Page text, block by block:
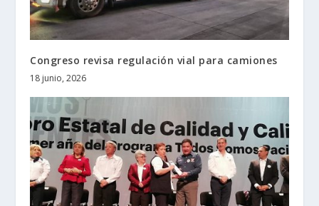
Congreso revisa regulación vial para camiones
18 junio, 2026